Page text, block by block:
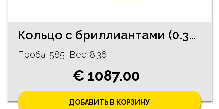
Кольцо с бриллиантами (0.35 ct) 1891-0663
Проба: 585, Bес: 8.36
€ 1087.00
ДОБАВИТЬ В КОРЗИНУ